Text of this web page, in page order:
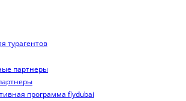
турагентов
партнеры
программа flydubai